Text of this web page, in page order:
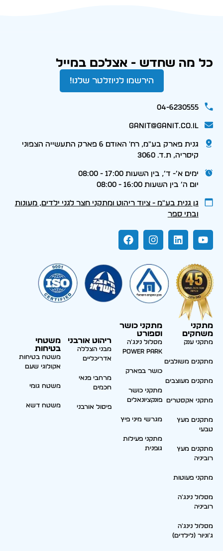
כל מה שחדש - אצלכם במייל
הירשמו לניוזלטר שלנו!
04-6230555
ganit@ganit.co.il
גנית פארק בע"מ, רח' האודם 6 פארק התעשייה הצפוני
קיסריה, ת.ד. 3060
ימים א׳- ד׳, בין השעות 17:00 - 08:00
יום ה׳ בין השעות 16:00 - 08:00
גן גנית בע״מ - ציוד ריהוט ומתקני חצר לגני ילדים, מעונות
ובתי ספר
מתקני
משחקים
מתקני ענק
מתקנים משולבים
מתקנים מעוצבים
מתקני אקסטרים
מתקנים מעץ
טבעי
מתקנים מעץ
רוביניה
מתקני פעוטות
מסלול נינג'ה
רוביניה
מסלול נינג'ה
ג'וניור (לילדים)
מתקני כושר
וספורט
מסלול נינג'ה
Power park
כושר בפארק
מתקני כושר
פונקציונאלים
מגרשי מיני פיץ
מתקני פעילות
גופנית
ריהוט אורבני
מבני הצללה
אדריכליים
מרחבי פנאי
חכמים
פיסול אורבני
משטחי
בטיחות
משטח בטיחות
אקולוגי שעם
משטח גומי
משטח דשא